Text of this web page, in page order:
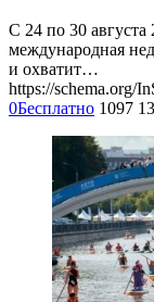
С 24 по 30
международная
и охватит…
https://schema.org/
0Бесплатно 1097 13